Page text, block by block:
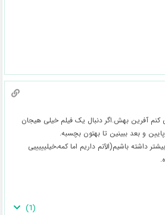
کنم آفرین بهش.اگر دنبال یک فیلم خیلی هیجان
پایین و بعد ببینین تا بهتون بچسبه.
داشته باشیم(الآنم داریم اما کمه،خیلیییییی
(
1
)